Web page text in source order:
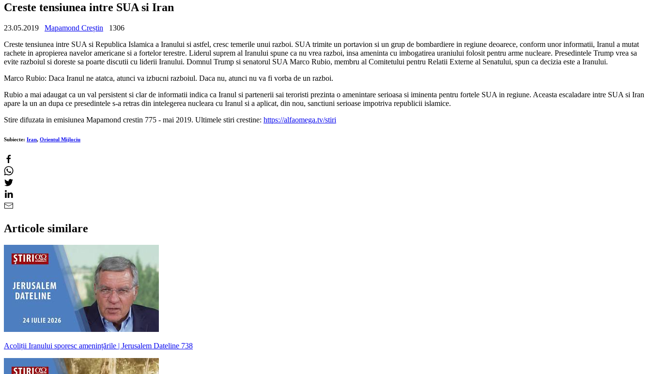
Creste tensiunea intre SUA si Iran
23.05.2019 Mapamond Creștin
1306
Creste tensiunea intre SUA si Republica Islamica a Iranului si astfel, cresc temerile unui razboi. SUA trimite un portavion si un grup de bombardiere in regiune deoarece, conform unor informatii, Iranul a mutat
rachete in apropierea navelor americane si a fortelor terestre. Liderul suprem al Iranului spune ca nu vrea razboi, insa ameninta cu imbogatirea uraniului folosit pentru arme nucleare. Presedintele Trump vrea sa
evite razboiul si doreste sa poarte discutii cu liderii Iranului. Domnul Trump si senatorul SUA Marco Rubio, membru al Comitetului pentru Relatii Externe al Senatului, spun ca decizia este a Iranului.
Marco Rubio: Daca Iranul ne atatca, atunci va izbucni razboiul. Daca nu, atunci nu va fi vorba de un razboi.
Rubio a mai adaugat ca un val persistent si clar de informatii indica ca Iranul si partenerii sai teroristi prezinta o amenintare serioasa si iminenta pentru fortele SUA in regiune. Aceasta escaladare intre SUA si Iran
apare la un an dupa ce presedintele s-a retras din intelegerea nucleara cu Iranul si a aplicat, din nou, sanctiuni serioase impotriva republicii islamice.
Stire difuzata in emisiunea Mapamond crestin 775 - mai 2019. Ultimele stiri crestine: https://alfaomega.tv/stiri
Subiecte: Iran, Orientul Mijlociu
Articole similare
Acoliții Iranului sporesc amenințările | Jerusalem Dateline 738